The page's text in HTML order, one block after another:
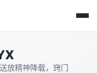
放精神降载，窍门